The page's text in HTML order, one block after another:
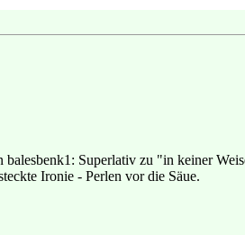
Superlativ zu "in keiner
Ironie - Perlen vor die Säue.